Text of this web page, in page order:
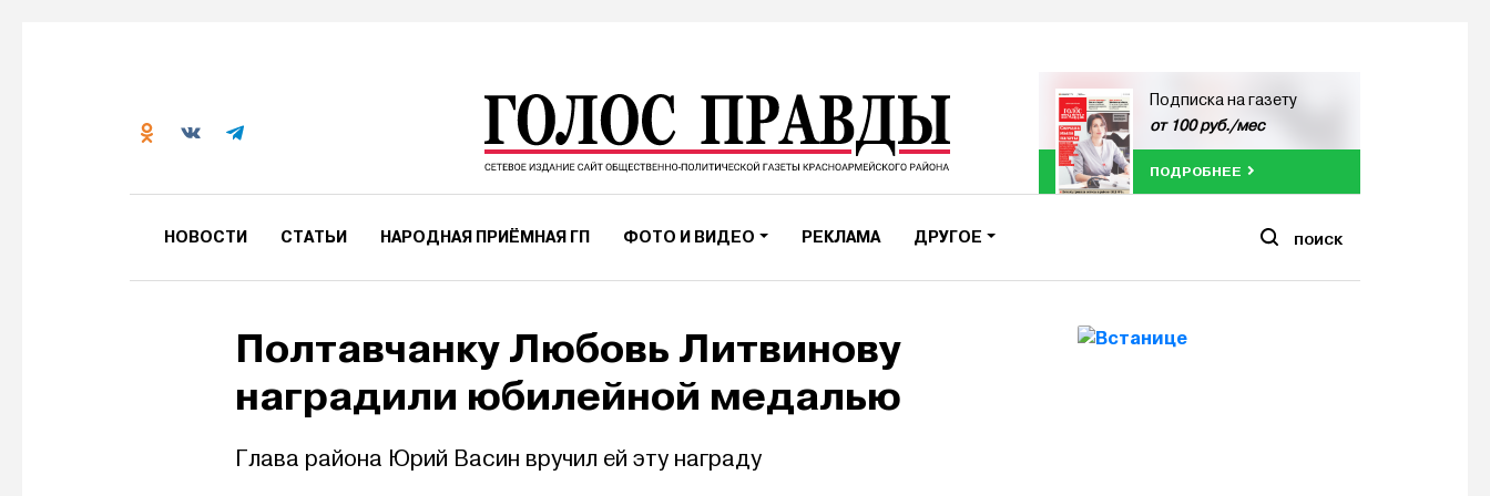
Подписка на газету
от 100 руб./мес
ПОДРОБНЕЕ
НОВОСТИ СТАТЬИ НАРОДНАЯ ПРИЁМНАЯ ГП ФОТО И ВИДЕО РЕКЛАМА ДРУГОЕ ПОИСК
Полтавчанку Любовь Литвинову
наградили юбилейной медалью
Глава района Юрий Васин вручил ей эту награду